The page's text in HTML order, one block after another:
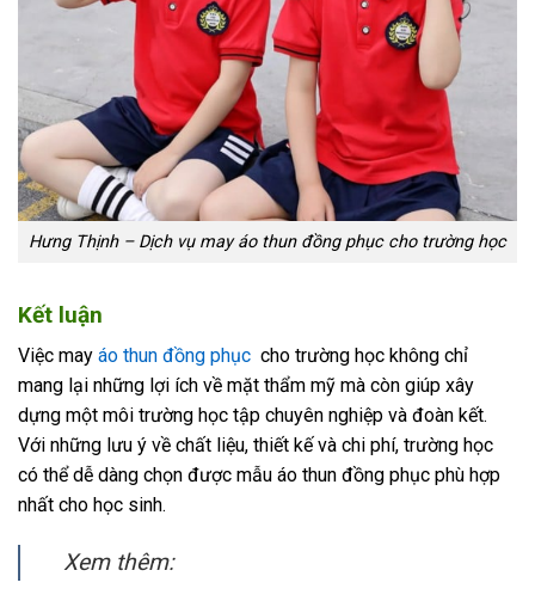
Hưng Thịnh – Dịch vụ may áo thun đồng phục cho trường học
Kết luận
Việc may áo thun đồng phục cho trường học không chỉ
mang lại những lợi ích về mặt thẩm mỹ mà còn giúp xây
dựng một môi trường học tập chuyên nghiệp và đoàn kết.
Với những lưu ý về chất liệu, thiết kế và chi phí, trường học
có thể dễ dàng chọn được mẫu áo thun đồng phục phù hợp
nhất cho học sinh.
Xem thêm: